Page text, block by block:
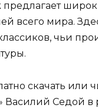
предлагает
всего мира.
чьи
скачать или
Василий Седой в